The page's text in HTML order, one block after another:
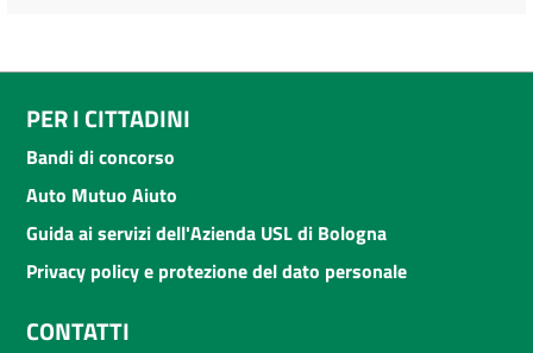
PER I CITTADINI
Bandi di concorso
Auto Mutuo Aiuto
Guida ai servizi dell'Azienda USL di Bologna
Privacy policy e protezione del dato personale
CONTATTI